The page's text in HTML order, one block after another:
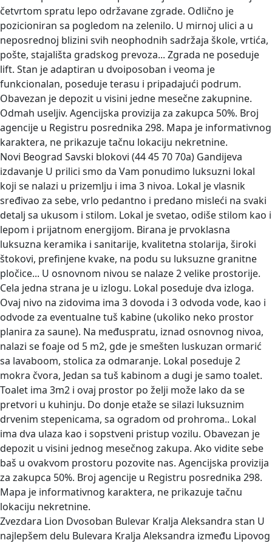
četvrtom spratu lepo održavane zgrade. Odlično je
pozicioniran sa pogledom na zelenilo. U mirnoj ulici a u
neposrednoj blizini svih neophodnih sadržaja škole, vrtića,
pošte, stajališta gradskog prevoza... Zgrada ne poseduje
lift. Stan je adaptiran u dvoiposoban i veoma je
funkcionalan, poseduje terasu i pripadajući podrum.
Obavezan je depozit u visini jedne mesečne zakupnine.
Odmah useljiv. Agencijska provizija za zakupca 50%. Broj
agencije u Registru posrednika 298. Mapa je informativnog
karaktera, ne prikazuje tačnu lokaciju nekretnine.
Novi Beograd Savski blokovi (44 45 70 70a) Gandijeva
izdavanje U prilici smo da Vam ponudimo luksuzni lokal
koji se nalazi u prizemlju i ima 3 nivoa. Lokal je vlasnik
sređivao za sebe, vrlo pedantno i predano misleći na svaki
detalj sa ukusom i stilom. Lokal je svetao, odiše stilom kao i
lepom i prijatnom energijom. Birana je prvoklasna
luksuzna keramika i sanitarije, kvalitetna stolarija, široki
štokovi, prefinjene kvake, na podu su luksuzne granitne
pločice... U osnovnom nivou se nalaze 2 velike prostorije.
Cela jedna strana je u izlogu. Lokal poseduje dva izloga.
Ovaj nivo na zidovima ima 3 dovoda i 3 odvoda vode, kao i
odvode za eventualne tuš kabine (ukoliko neko prostor
planira za saune). Na međuspratu, iznad osnovnog nivoa,
nalazi se foaje od 5 m2, gde je smešten luskuzan ormarić
sa lavaboom, stolica za odmaranje. Lokal poseduje 2
mokra čvora, Jedan sa tuš kabinom a dugi je samo toalet.
Toalet ima 3m2 i ovaj prostor po želji može lako da se
pretvori u kuhinju. Do donje etaže se silazi luksuznim
drvenim stepenicama, sa ogradom od prohroma.. Lokal
ima dva ulaza kao i sopstveni pristup vozilu. Obavezan je
depozit u visini jednog mesečnog zakupa. Ako vidite sebe
baš u ovakvom prostoru pozovite nas. Agencijska provizija
za zakupca 50%. Broj agencije u Registru posrednika 298.
Mapa je informativnog karaktera, ne prikazuje tačnu
lokaciju nekretnine.
Zvezdara Lion Dvosoban Bulevar Kralja Aleksandra stan U
najlepšem delu Bulevara Kralja Aleksandra između Lipovog